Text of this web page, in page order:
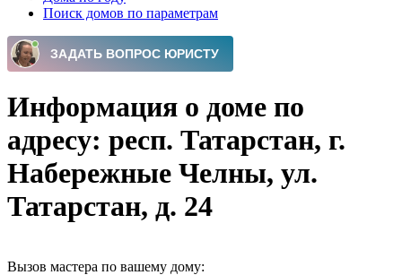
Поиск домов по параметрам
Информация о доме по
адресу: респ. Татарстан, г.
Набережные Челны, ул.
Татарстан, д. 24
Вызов мастера по вашему дому: